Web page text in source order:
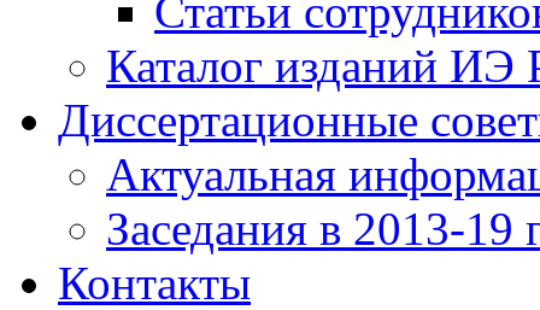
Статьи
Каталог изданий ИЭ
Диссертационные
Актуальная
Заседания в 2013-19
Контакты